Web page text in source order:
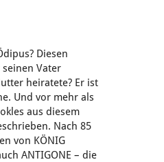
Diesen
Vater
heiratete? Er ist
Und vor mehr als
aus diesem
Nach 85
von KÖNIG
ANTIGONE – die